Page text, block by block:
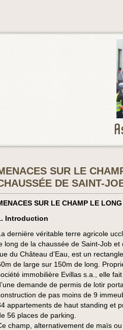
SUR LE
DE SAINT-
SUR LE CHAMP LE
Introduction
dernière véritable terre agricole
long de la chaussée de Saint-Job et
du Château d’Eau, est un
de large sur 150m de long.
immobilière Evillas s.a., elle fait
demande de permis de lotir
de pas moins de 9
appartements de haut standing et
56 places de parking.
champ, alternativement de maïs